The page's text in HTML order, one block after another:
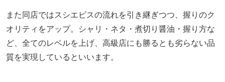
また同店ではスシエビスの流れを引き継ぎつつ、握りのク
オリティをアップ。シャリ・ネタ・煮切り醤油・握り方な
ど、全てのレベルを上げ、高級店にも勝るとも劣らない品
質を実現しているといいます。